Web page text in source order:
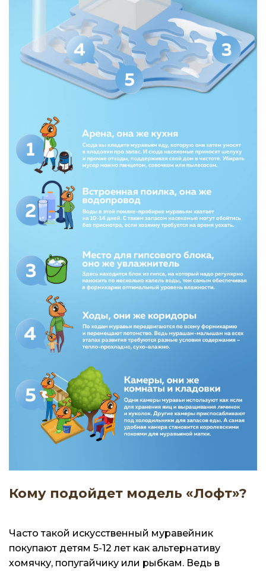
Кому подойдет модель «Лофт»?
Часто такой искусственный муравейник
покупают детям 5-12 лет как альтернативу
хомячку, попугайчику или рыбкам. Ведь в